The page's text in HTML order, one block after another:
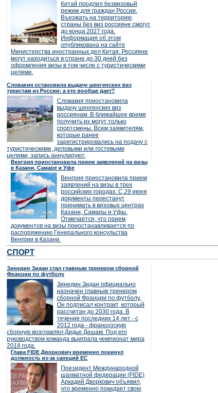
Китай продлил безвизовый
режим для граждан России.
Въезжать на территорию
страны без виз россияне смогут
до конца 2027 года.
Информация об этом
опубликована на сайте
Министерства иностранных дел Китая. Россияне
могут находиться в стране до 30 дней без
оформления визы в том числе с туристическими
целями.
Словакия остановила выдачу шенгенских виз
туристам из России: а кто вообще дает?
Словакия приостановила
выдачу шенгенских виз
россиянам. В ближайшее время
получить их могут только
спортсмены. Всем заявителям,
которые ранее
зарегистрировались на подачу с
туристическими, деловыми или гостевыми
целями, запись аннулируют.
Венгрия приостановила прием заявлений на визы
в Казани, Самаре и Уфе
Венгрия приостановила прием
заявлений на визы в трех
российских городах. С 29 июня
документы перестанут
принимать в визовых центрах
Казани, Самары и Уфы.
Отмечается, что прием
документов на визы приостанавливается по
распоряжению Генерального консульства
Венгрии в Казани.
СПОРТ
Зинедин Зидан стал главным тренером сборной
Франции по футболу
Зинедин Зидан официально
назначен главным тренером
сборной Франции по футболу.
Он подписал контракт, который
рассчитан до 2030 года. В
течение последних 14 лет - с
2012 года - французскую
сборную возглавлял Дидье Дешам. Под его
руководством команда выиграла чемпионат мира
2018 года.
Глава FIDE Дворкович временно покинул
должность из-за санкций ЕС
Президент Международной
шахматной федерации (FIDE)
Аркадий Дворкович объявил,
что временно покидает свою